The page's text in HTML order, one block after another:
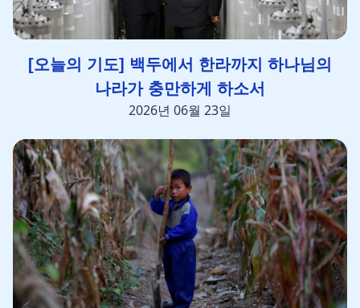
[오늘의 기도] 백두에서 한라까지 하나님의
나라가 충만하게 하소서
2026년 06월 23일